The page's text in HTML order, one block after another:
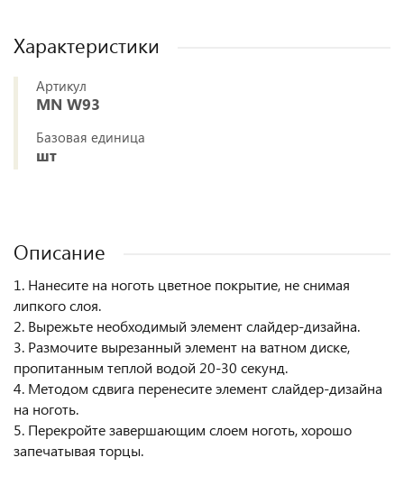
Характеристики
Артикул
MN W93
Базовая единица
шт
Описание
1. Нанесите на ноготь цветное покрытие, не снимая
липкого слоя.
2. Вырежьте необходимый элемент слайдер-дизайна.
3. Размочите вырезанный элемент на ватном диске,
пропитанным теплой водой 20-30 секунд.
4. Методом сдвига перенесите элемент слайдер-дизайна
на ноготь.
5. Перекройте завершающим слоем ноготь, хорошо
запечатывая торцы.